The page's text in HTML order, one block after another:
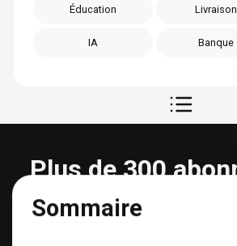
Éducation Livraison
IA Banque
Sommaire
Plus de 300